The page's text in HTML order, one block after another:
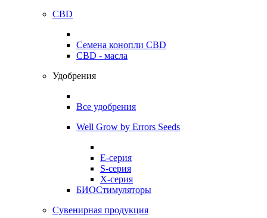
CBD
Семена конопли CBD
CBD - масла
Удобрения
Все удобрения
Well Grow by Errors Seeds
E-серия
S-серия
X-серия
БИОСтимуляторы
Сувенирная продукция